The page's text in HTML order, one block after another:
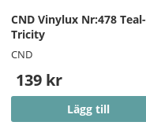
CND Vinylux Nr:478 Teal-
Tricity
CND
139 kr
Lägg till